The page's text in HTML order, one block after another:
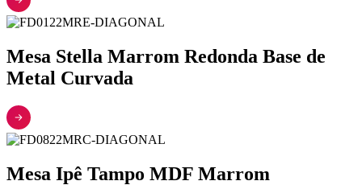
Mesa Stella Marrom Redonda Base de
Metal Curvada
Mesa Ipê Tampo MDF Marrom